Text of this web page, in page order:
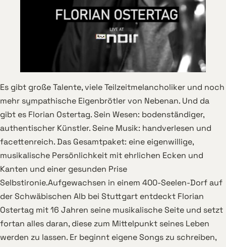
Es gibt große Talente, viele Teilzeitmelancholiker und noch
mehr sympathische Eigenbrötler von Nebenan. Und da
gibt es Florian Ostertag. Sein Wesen: bodenständiger,
authentischer Künstler. Seine Musik: handverlesen und
facettenreich. Das Gesamtpaket: eine eigenwillige,
musikalische Persönlichkeit mit ehrlichen Ecken und
Kanten und einer gesunden Prise
Selbstironie.Aufgewachsen in einem 400-Seelen-Dorf auf
der Schwäbischen Alb bei Stuttgart entdeckt Florian
Ostertag mit 16 Jahren seine musikalische Seite und setzt
fortan alles daran, diese zum Mittelpunkt seines Leben
werden zu lassen. Er beginnt eigene Songs zu schreiben,